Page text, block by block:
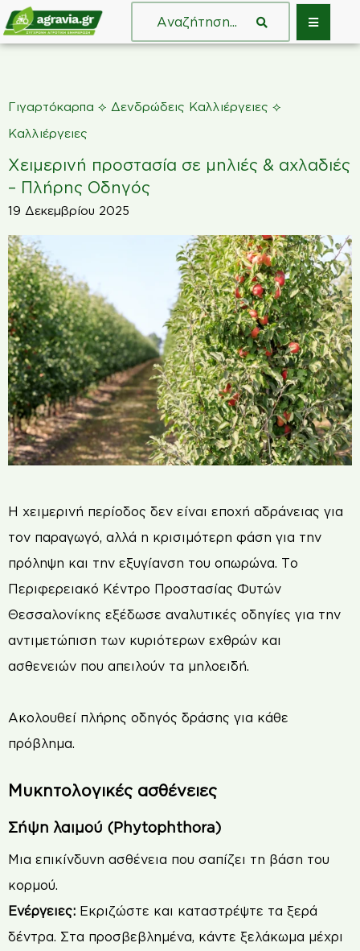
Γιγαρτόκαρπα ⟡ Δενδρώδεις Καλλιέργειες ⟡
Καλλιέργειες
Χειμερινή προστασία σε μηλιές & αχλαδιές
– Πλήρης Οδηγός
19 Δεκεμβρίου 2025
Η χειμερινή περίοδος δεν είναι εποχή αδράνειας για
τον παραγωγό, αλλά η κρισιμότερη φάση για την
πρόληψη και την εξυγίανση του οπωρώνα. Το
Περιφερειακό Κέντρο Προστασίας Φυτών
Θεσσαλονίκης εξέδωσε αναλυτικές οδηγίες για την
αντιμετώπιση των κυριότερων εχθρών και
ασθενειών που απειλούν τα μηλοειδή.
Ακολουθεί πλήρης οδηγός δράσης για κάθε
πρόβλημα.
Μυκητολογικές ασθένειες
Σήψη λαιμού (Phytophthora)
Μια επικίνδυνη ασθένεια που σαπίζει τη βάση του
κορμού.
Ενέργειες: Εκριζώστε και καταστρέψτε τα ξερά
δέντρα. Στα προσβεβλημένα, κάντε ξελάκωμα μέχρι